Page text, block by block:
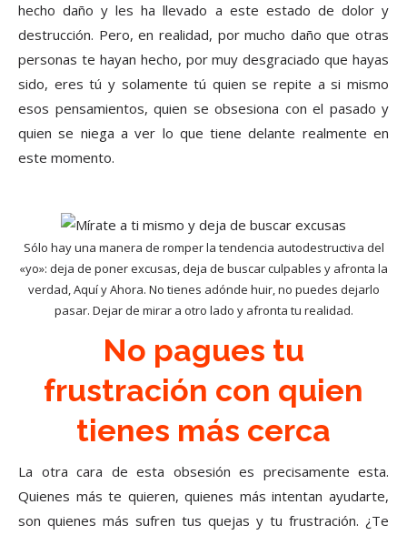
hecho daño y les ha llevado a este estado de dolor y
destrucción. Pero, en realidad, por mucho daño que otras
personas te hayan hecho, por muy desgraciado que hayas
sido, eres tú y solamente tú quien se repite a si mismo
esos pensamientos, quien se obsesiona con el pasado y
quien se niega a ver lo que tiene delante realmente en
este momento.
Sólo hay una manera de romper la tendencia autodestructiva del
«yo»: deja de poner excusas, deja de buscar culpables y afronta la
verdad, Aquí y Ahora. No tienes adónde huir, no puedes dejarlo
pasar. Dejar de mirar a otro lado y afronta tu realidad.
No pagues tu
frustración con quien
tienes más cerca
La otra cara de esta obsesión es precisamente esta.
Quienes más te quieren, quienes más intentan ayudarte,
son quienes más sufren tus quejas y tu frustración. ¿Te